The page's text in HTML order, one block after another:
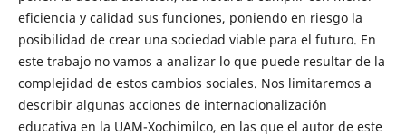
eficiencia y calidad sus funciones, poniendo en riesgo la
posibilidad de crear una sociedad viable para el futuro. En
este trabajo no vamos a analizar lo que puede resultar de la
complejidad de estos cambios sociales. Nos limitaremos a
describir algunas acciones de internacionalización
educativa en la UAM-Xochimilco, en las que el autor de este